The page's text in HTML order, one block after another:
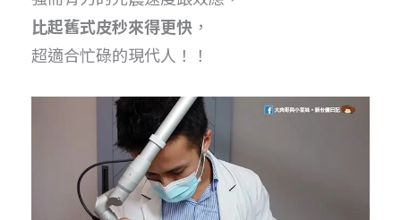
比起舊式皮秒來得更快 ，
超適合忙碌的現代人！！